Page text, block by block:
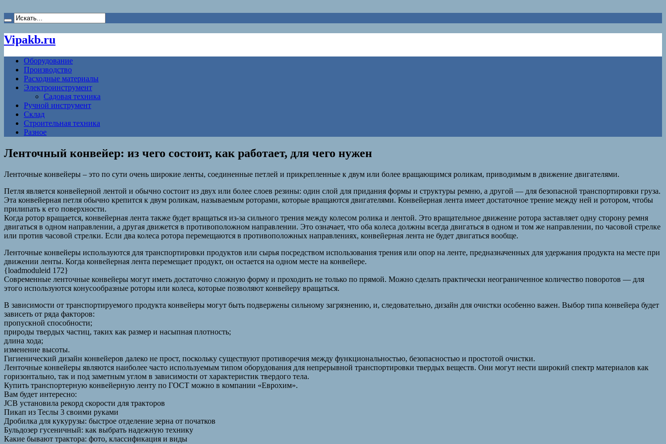
Vipakb.ru
Оборудование
Производство
Расходные материалы
Электроинструмент
Садовая техника
Ручной инструмент
Склад
Строительная техника
Разное
Ленточный конвейер: из чего состоит, как работает, для чего нужен
Ленточные конвейеры – это по сути очень широкие ленты, соединенные петлей и прикрепленные к двум или более вращающимся роликам, приводимым в движение двигателями.
Петля является конвейерной лентой и обычно состоит из двух или более слоев резины: один слой для придания формы и структуры ремню, а другой — для безопасной транспортировки груза.
Эта конвейерная петля обычно крепится к двум роликам, называемым роторами, которые вращаются двигателями. Конвейерная лента имеет достаточное трение между ней и ротором, чтобы
прилипать к его поверхности.
Когда ротор вращается, конвейерная лента также будет вращаться из-за сильного трения между колесом ролика и лентой. Это вращательное движение ротора заставляет одну сторону ремня
двигаться в одном направлении, а другая движется в противоположном направлении. Это означает, что оба колеса должны всегда двигаться в одном и том же направлении, по часовой стрелке
или против часовой стрелки. Если два колеса ротора перемещаются в противоположных направлениях, конвейерная лента не будет двигаться вообще.
Ленточные конвейеры используются для транспортировки продуктов или сырья посредством использования трения или опор на ленте, предназначенных для удержания продукта на месте при
движении ленты. Когда конвейерная лента перемещает продукт, он остается на одном месте на конвейере.
{loadmoduleid 172}
Современные ленточные конвейеры могут иметь достаточно сложную форму и проходить не только по прямой. Можно сделать практически неограниченное количество поворотов — для
этого используются конусообразные роторы или колеса, которые позволяют конвейеру вращаться.
В зависимости от транспортируемого продукта конвейеры могут быть подвержены сильному загрязнению, и, следовательно, дизайн для очистки особенно важен. Выбор типа конвейера будет
зависеть от ряда факторов:
пропускной способности;
природы твердых частиц, таких как размер и насыпная плотность;
длина хода;
изменение высоты.
Гигиенический дизайн конвейеров далеко не прост, поскольку существуют противоречия между функциональностью, безопасностью и простотой очистки.
Ленточные конвейеры являются наиболее часто используемым типом оборудования для непрерывной транспортировки твердых веществ. Они могут нести широкий спектр материалов как
горизонтально, так и под заметным углом в зависимости от характеристик твердого тела.
Купить транспортерную конвейерную ленту по ГОСТ можно в компании «Еврохим».
Вам будет интересно:
JCB установила рекорд скорости для тракторов
Пикап из Теслы 3 своими руками
Дробилка для кукурузы: быстрое отделение зерна от початков
Бульдозер гусеничный: как выбрать надежную технику
Какие бывают трактора: фото, классификация и виды